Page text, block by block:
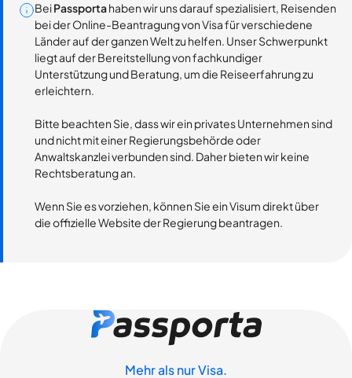
BeiPassportahaben wir uns darauf spezialisiert, Reisenden
bei der Online-Beantragung von Visa für verschiedene
Länder auf der ganzen Welt zu helfen. Unser Schwerpunkt
liegt auf der Bereitstellung von fachkundiger
Unterstützung und Beratung, um die Reiseerfahrung zu
erleichtern.
Bitte beachten Sie, dass wir ein privates Unternehmen sind
und nicht mit einer Regierungsbehörde oder
Anwaltskanzlei verbunden sind. Daher bieten wir keine
Rechtsberatung an.
Wenn Sie es vorziehen, können Sie ein Visum direkt über
die offizielle Website der Regierung beantragen.
Mehr als nur Visa.